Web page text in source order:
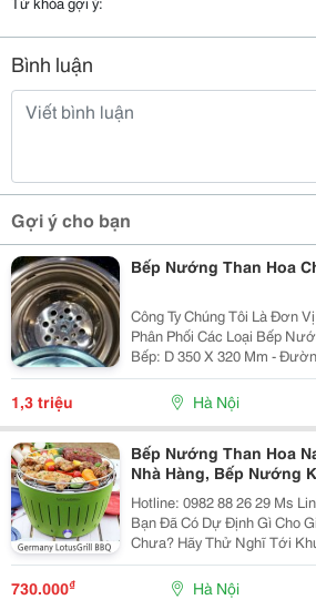
Bình luận
Gợi ý cho bạn
Bếp Nướng Than Hoa
Công Ty Chúng Tôi Là Đơn
Phân Phối Các Loại Bếp Nướng Than Hoa - Kích Thước
Bếp: D 350 X 320 Mm -
D 320 Mm - Mặt Bàn 6
Vật Liệu : Inox Đặc Biệt Tính
1,3 triệu Hà Nội
Bếp Nướng Than Hoa
Nhà Hàng, Bếp Nướng
Hotline: 0982 88 26 29 Ms Linh Trong Những Ngày
Bạn Đã Có Dự Định Gì Cho
Chưa? Hãy Thử Nghĩ Tới
Quây Quần Bên Bếp
Những Món Nướng Ấm
730.000₫ Hà Nội